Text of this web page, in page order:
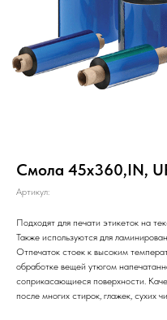
Смола 45х360,IN,
Артикул:
Подходят для печати этикеток на
Также используются для
Отпечаток стоек к высоким
обработке вещей утюгом
соприкасающиеся поверхности.
после многих стирок, глажек, сухих